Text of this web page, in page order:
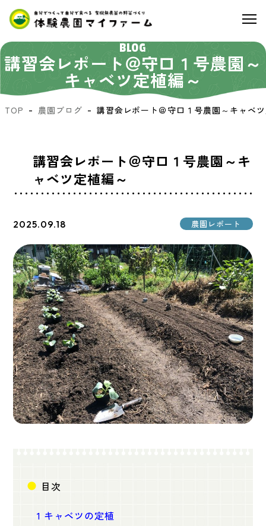
BLOG
講習会レポート＠守口１号農園～
キャベツ定植編～
TOP 農園ブログ 講習会レポート＠守口１号農園～キャベ
講習会レポート＠守口１号農園～キ
ャベツ定植編～
2025.09.18 農園レポート
目次
1 キャベツの定植